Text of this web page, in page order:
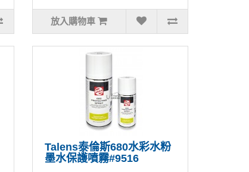
放入購物車
Talens泰倫斯680水彩水粉
墨水保護噴霧#9516